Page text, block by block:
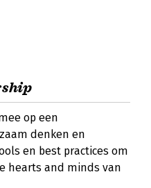
op een
denken en
en best practices om
hearts and minds van